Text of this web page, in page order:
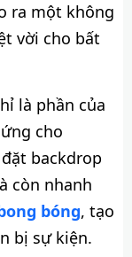
ra một không
vời cho bất
là phần của
cho
backdrop
còn nhanh
bóng, tạo
bị sự kiện.